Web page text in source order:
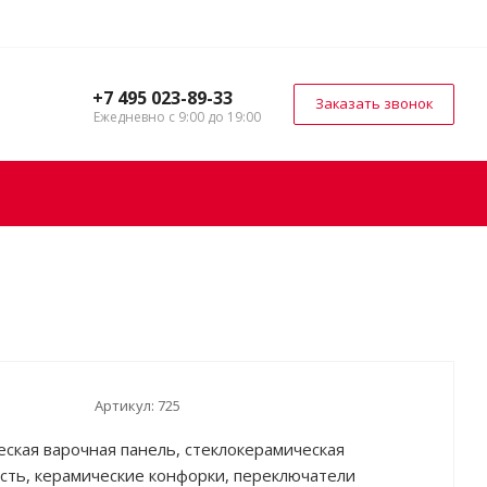
+7 495 023-89-33
Ежедневно с 9:00 до 19:00
Заказать звонок
Артикул: 725
варочная панель, стеклокерамическая
керамические конфорки, переключатели